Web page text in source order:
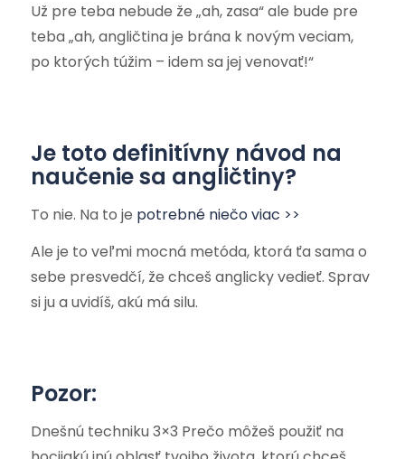
Už pre teba nebude že „ah, zasa“ ale bude pre
teba „ah, angličtina je brána k novým veciam,
po ktorých túžim – idem sa jej venovať!“
Je toto definitívny návod na
naučenie sa angličtiny?
To nie. Na to je potrebné niečo viac >>
Ale je to veľmi mocná metóda, ktorá ťa sama o
sebe presvedčí, že chceš anglicky vedieť. Sprav
si ju a uvidíš, akú má silu.
Pozor:
Dnešnú techniku 3×3 Prečo môžeš použiť na